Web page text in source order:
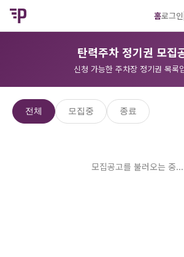
홈로그인
탄력주차 정기권 모집
신청 가능한 주차장 정기권 목록
전체 모집중 종료
모집공고를 불러오는 중...